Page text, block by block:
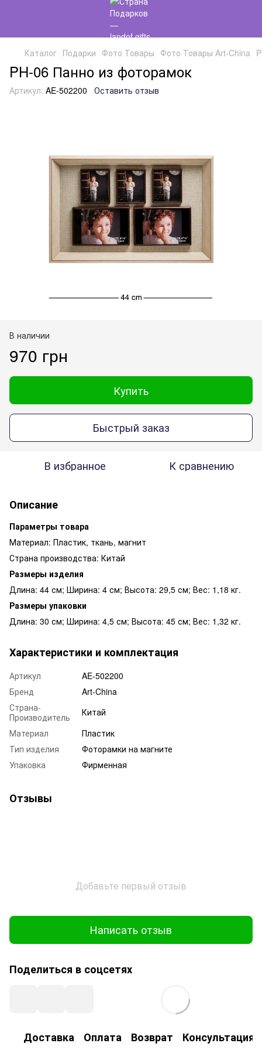
Каталог Подарки Фото Товары Фото Товары Art-China
PH-06 Панно из фоторамок
Артикул: AE-502200 Оставить отзыв
В наличии
970 грн
Купить
Быстрый заказ
В избранное К сравнению
Описание
Параметры товара
Материал: Пластик, ткань, магнит
Страна производства: Китай
Размеры изделия
Длина: 44 см; Ширина: 4 см; Высота: 29,5 см; Вес: 1,18 кг.
Размеры упаковки
Длина: 30 см; Ширина: 4,5 см; Высота: 45 см; Вес: 1,32 кг.
Характеристики и комплектация
Артикул
AE-502200
Бренд
Art-China
Страна-
Производитель
Китай
Материал
Пластик
Тип изделия
Фоторамки на магните
Упаковка
Фирменная
Отзывы
Добавьте первый отзыв
Написать отзыв
Поделиться в соцсетях
Доставка Оплата Возврат Консультация